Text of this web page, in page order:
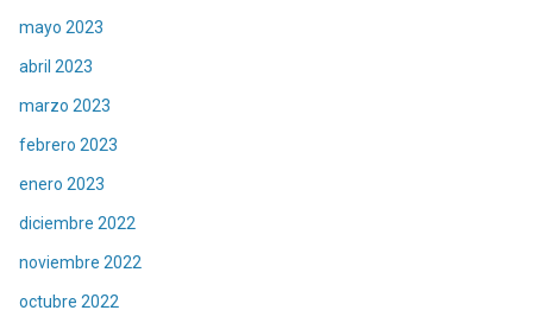
mayo 2023
abril 2023
marzo 2023
febrero 2023
enero 2023
diciembre 2022
noviembre 2022
octubre 2022